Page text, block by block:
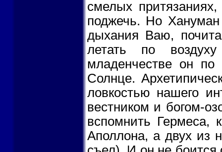
смелых
поджечь. Но
дыхания Ваю,
летать по
младенчестве он
Солнце.
ловкостью нашего
вестником и богом-
вспомнить Гермеса,
Аполлона, а двух из